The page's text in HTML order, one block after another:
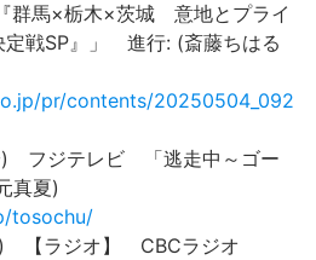
群馬×栃木×茨城 意地とプライ
定戦SP』」 進行: (斎藤ちはる
pr/contents/20250504_092
フジテレビ 「逃走中～ゴー
真夏)
tosochu/
【ラジオ】 CBCラジオ